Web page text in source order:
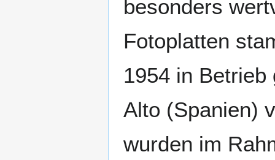
besonders
Fotoplatten
1954 in Betrieb
Alto (Spanien)
wurden im